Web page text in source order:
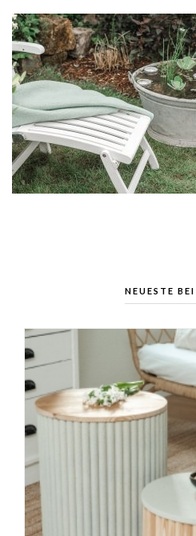
NEUESTE